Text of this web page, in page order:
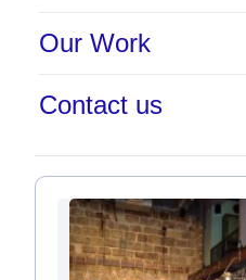
האמת, כאשר בוחנים